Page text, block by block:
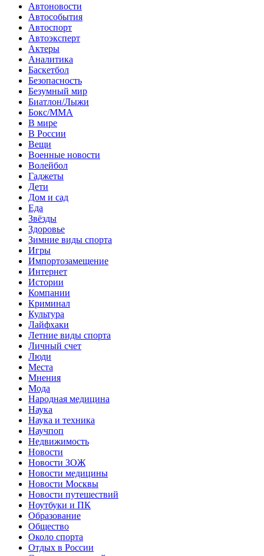
Автоновости
Автособытия
Автоспорт
Автоэксперт
Актеры
Аналитика
Баскетбол
Безопасность
Безумный мир
Биатлон/Лыжи
Бокс/MMA
В мире
В России
Вещи
Военные новости
Волейбол
Гаджеты
Дети
Дом и сад
Еда
Звёзды
Здоровье
Зимние виды спорта
Игры
Импортозамещение
Интернет
Истории
Компании
Криминал
Культура
Лайфхаки
Летние виды спорта
Личный счет
Люди
Места
Мнения
Мода
Народная медицина
Наука
Наука и техника
Научпоп
Недвижимость
Новости
Новости ЗОЖ
Новости медицины
Новости Москвы
Новости путешествий
Ноутбуки и ПК
Образование
Общество
Около спорта
Отдых в России